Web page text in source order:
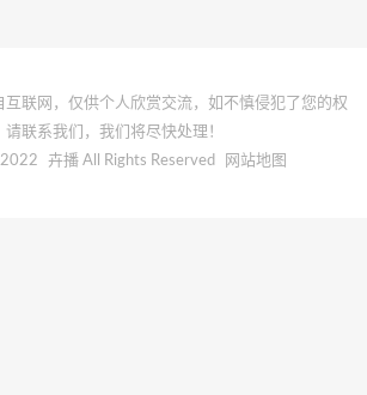
互联网，仅供个人欣赏交流，如不慎侵犯了您的权
请联系我们，我们将尽快处理！
卉播 All Rights Reserved 网站地图